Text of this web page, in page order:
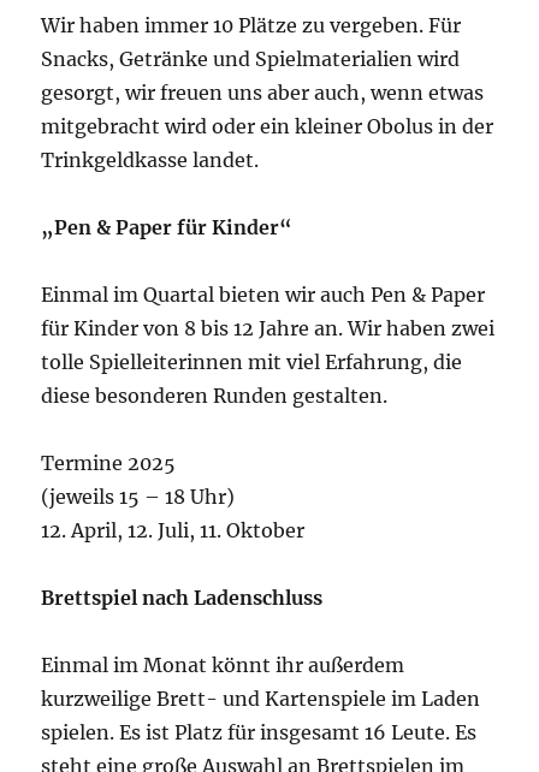
Wir haben immer 10 Plätze zu vergeben. Für
Snacks, Getränke und Spielmaterialien wird
gesorgt, wir freuen uns aber auch, wenn etwas
mitgebracht wird oder ein kleiner Obolus in der
Trinkgeldkasse landet.
„Pen & Paper für Kinder“
Einmal im Quartal bieten wir auch Pen & Paper
für Kinder von 8 bis 12 Jahre an. Wir haben zwei
tolle Spielleiterinnen mit viel Erfahrung, die
diese besonderen Runden gestalten.
Termine 2025
(jeweils 15 – 18 Uhr)
12. April, 12. Juli, 11. Oktober
Brettspiel nach Ladenschluss
Einmal im Monat könnt ihr außerdem
kurzweilige Brett- und Kartenspiele im Laden
spielen. Es ist Platz für insgesamt 16 Leute. Es
steht eine große Auswahl an Brettspielen im